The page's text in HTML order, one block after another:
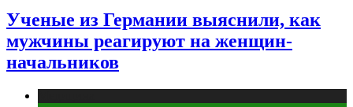
Ученые из Германии выяснили, как
мужчины реагируют на женщин-
начальников